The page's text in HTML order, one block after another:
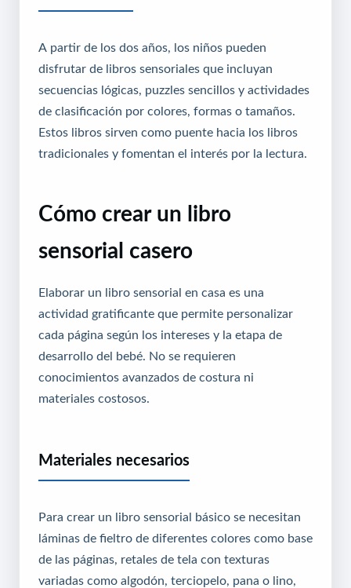
A partir de los dos años, los niños pueden
disfrutar de libros sensoriales que incluyan
secuencias lógicas, puzzles sencillos y actividades
de clasificación por colores, formas o tamaños.
Estos libros sirven como puente hacia los libros
tradicionales y fomentan el interés por la lectura.
Cómo crear un libro
sensorial casero
Elaborar un libro sensorial en casa es una
actividad gratificante que permite personalizar
cada página según los intereses y la etapa de
desarrollo del bebé. No se requieren
conocimientos avanzados de costura ni
materiales costosos.
Materiales necesarios
Para crear un libro sensorial básico se necesitan
láminas de fieltro de diferentes colores como base
de las páginas, retales de tela con texturas
variadas como algodón, terciopelo, pana o lino,